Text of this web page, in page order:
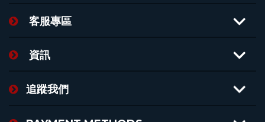
客服專區
資訊
追蹤我們